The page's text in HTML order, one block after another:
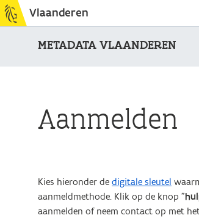
Vlaanderen
METADATA VLAANDEREN
Aanmelden
Kies hieronder de digitale sleutel
aanmeldmethode. Klik op de knop "
aanmelden of neem contact op met